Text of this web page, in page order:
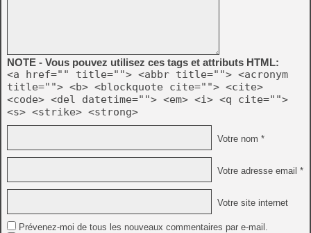
NOTE - Vous pouvez utilisez ces tags et attributs HTML:
<a href="" title=""> <abbr title=""> <acronym
title=""> <b> <blockquote cite=""> <cite>
<code> <del datetime=""> <em> <i> <q cite="">
<s> <strike> <strong>
Votre nom *
Votre adresse email *
Votre site internet
Prévenez-moi de tous les nouveaux commentaires par e-mail.